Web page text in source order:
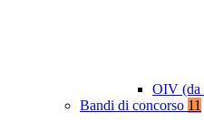
OIV (da
Bandi di concorso 11